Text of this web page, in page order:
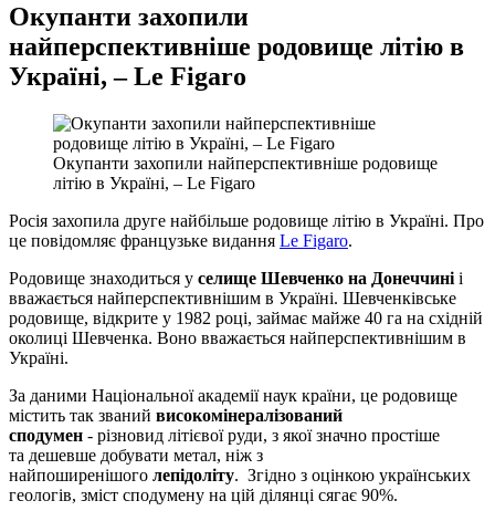
Окупанти захопили
найперспективніше родовище літію в
Україні, – Le Figaro
Окупанти захопили найперспективніше родовище
літію в Україні, – Le Figaro
Росія захопила друге найбільше родовище літію в Україні. Про
це повідомляє французьке видання Le Figaro.
Родовище знаходиться у селище Шевченко на Донеччині і
вважається найперспективнішим в Україні. Шевченківське
родовище, відкрите у 1982 році, займає майже 40 га на східній
околиці Шевченка. Воно вважається найперспективнішим в
Україні.
За даними Національної академії наук країни, це родовище
містить так званий високомінералізований
сподумен - різновид літієвої руди, з якої значно простіше
та дешевше добувати метал, ніж з
найпоширенішого лепідоліту. Згідно з оцінкою українських
геологів, зміст сподумену на цій ділянці сягає 90%.